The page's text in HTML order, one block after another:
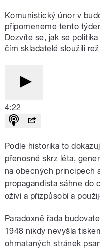
Komunistický únor v
připomeneme tento
Dozvíte se, jak se
čím skladatelé sloužili
4:22
Podle historika to
přenosné skrz léta,
na obecných principech
propagandista sáhne do
oživí a přizpůsobí a
Paradoxně řada
1948 nikdy nevyšla
ohmataných stránek